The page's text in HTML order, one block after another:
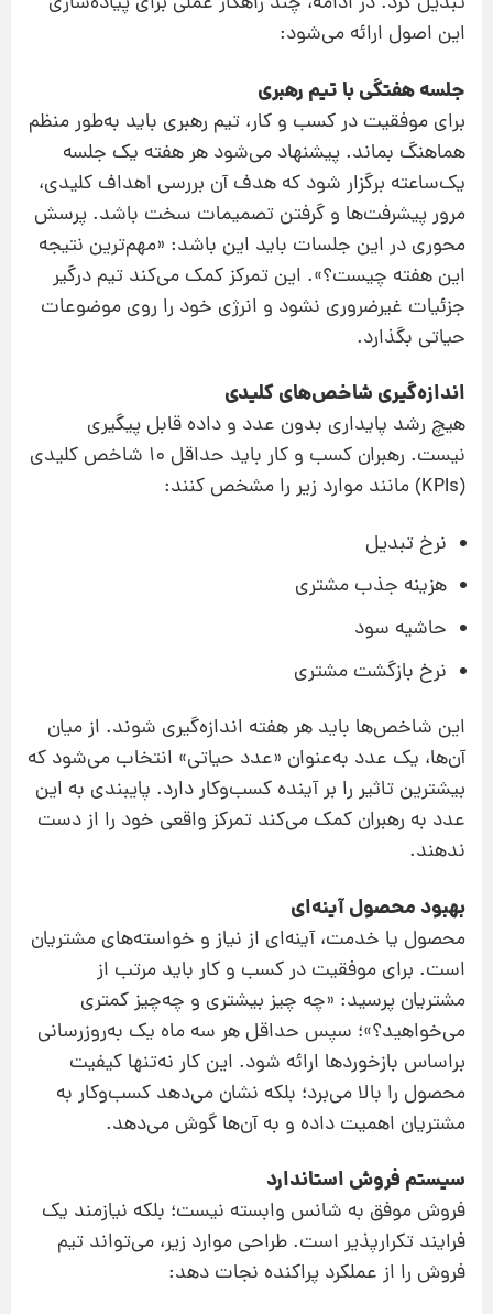
این اصول ارائه می‌شود:
جلسه هفتگی با تیم رهبری
برای موفقیت در کسب و کار، تیم رهبری باید به‌طور منظم
هماهنگ بماند. پیشنهاد می‌شود هر هفته یک جلسه
یک‌ساعته برگزار شود که هدف آن بررسی اهداف کلیدی،
مرور پیشرفت‌ها و گرفتن تصمیمات سخت باشد. پرسش
محوری در این جلسات باید این باشد: «مهم‌ترین نتیجه
این هفته چیست؟». این تمرکز کمک می‌کند تیم درگیر
جزئیات غیرضروری نشود و انرژی خود را روی موضوعات
حیاتی بگذارد.
اندازه‌گیری شاخص‌های کلیدی
هیچ رشد پایداری بدون عدد و داده قابل پیگیری
نیست. رهبران کسب و کار باید حداقل ۱۰ شاخص کلیدی
(KPIs) مانند موارد زیر را مشخص کنند:
نرخ تبدیل
هزینه جذب مشتری
حاشیه سود
نرخ بازگشت مشتری
این شاخص‌ها باید هر هفته اندازه‌گیری شوند. از میان
آن‌ها، یک عدد به‌عنوان «عدد حیاتی» انتخاب می‌شود که
بیشترین تاثیر را بر آینده کسب‌و‌کار دارد. پایبندی به این
عدد به رهبران کمک می‌کند تمرکز واقعی خود را از دست
ندهند.
بهبود محصول آینه‌ای
محصول یا خدمت، آینه‌ای از نیاز و خواسته‌های مشتریان
است. برای موفقیت در کسب و کار باید مرتب از
مشتریان پرسید: «چه چیز بیشتری و چه‌چیز کمتری
می‌خواهید؟»؛ سپس حداقل هر سه ماه یک به‌روزرسانی
براساس بازخوردها ارائه شود. این کار نه‌تنها کیفیت
محصول را بالا می‌برد؛ بلکه نشان می‌دهد کسب‌و‌کار به
مشتریان اهمیت داده و به آن‌ها گوش می‌دهد.
سیستم فروش استاندارد
فروش موفق به شانس وابسته نیست؛ بلکه نیازمند یک
فرایند تکرارپذیر است. طراحی موارد زیر، می‌تواند تیم
فروش را از عملکرد پراکنده نجات دهد: